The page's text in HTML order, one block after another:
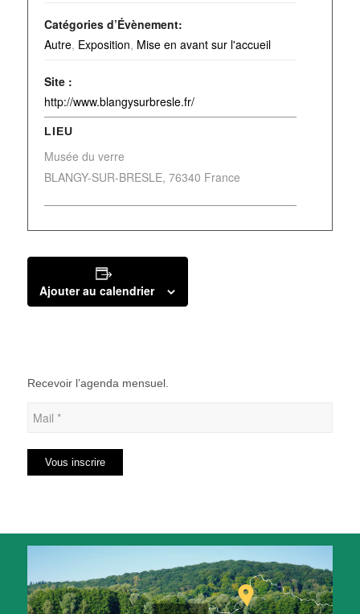
Catégories d’Évènement:
Autre, Exposition, Mise en avant sur l'accueil
Site :
http://www.blangysurbresle.fr/
LIEU
Musée du verre
BLANGY-SUR-BRESLE, 76340 France
Ajouter au calendrier
Recevoir l’agenda mensuel.